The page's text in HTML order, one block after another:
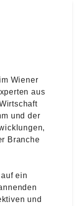
Wiener
aus
und der
Branche
ein
und